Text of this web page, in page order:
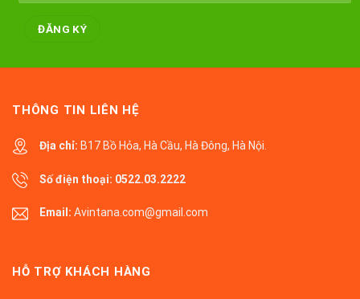
THÔNG TIN LIÊN HỆ
Địa chỉ: B17 Bồ Hỏa, Hà Cầu, Hà Đông, Hà Nội.
Số điện thoại: 0522.03.2222
Email: Avintana.com@gmail.com
HỖ TRỢ KHÁCH HÀNG